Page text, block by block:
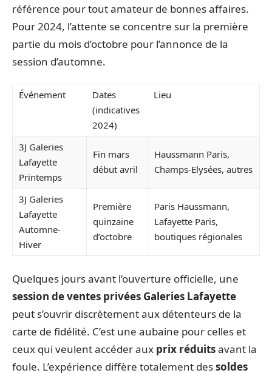
référence pour tout amateur de bonnes affaires.
Pour 2024, l’attente se concentre sur la première
partie du mois d’octobre pour l’annonce de la
session d’automne.
Événement
Dates
(indicatives
2024)
Lieu
3J Galeries
Lafayette
Printemps
Fin mars
début avril
Haussmann Paris,
Champs-Elysées, autres
3J Galeries
Lafayette
Automne-
Hiver
Première
quinzaine
d’octobre
Paris Haussmann,
Lafayette Paris,
boutiques régionales
Quelques jours avant l’ouverture officielle, une
session de ventes privées Galeries Lafayette
peut s’ouvrir discrètement aux détenteurs de la
carte de fidélité. C’est une aubaine pour celles et
ceux qui veulent accéder aux prix réduitsavant la
foule. L’expérience diffère totalement dessoldes